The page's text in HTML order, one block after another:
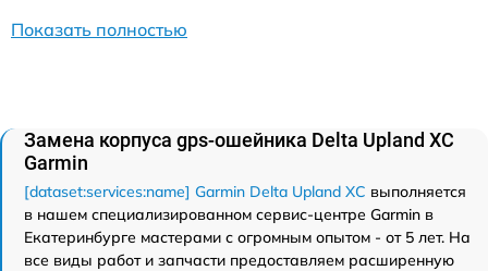
Показать полностью
Замена корпуса gps-ошейника Delta Upland XC
Garmin
[dataset:services:name] Garmin Delta Upland XC выполняется
в нашем специализированном сервис-центре Garmin в
Екатеринбурге мастерами с огромным опытом - от 5 лет. На
все виды работ и запчасти предоставляем расширенную